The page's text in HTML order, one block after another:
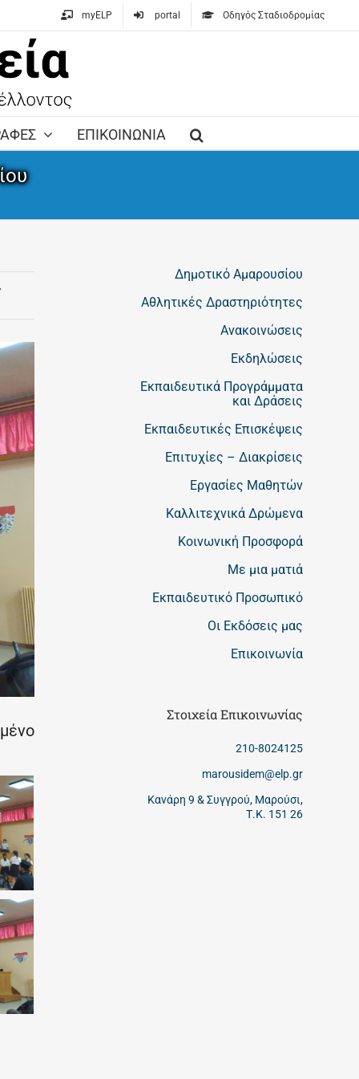
myELP portal Οδηγός Σταδιοδρομίας
ΕΠΙΚΟΙΝΩΝΙΑ
,
Δημοτικό Αμαρουσίου
Αθλητικές Δραστηριότητες
Ανακοινώσεις
Εκδηλώσεις
Εκπαιδευτικά Προγράμματα
και Δράσεις
Εκπαιδευτικές Επισκέψεις
Επιτυχίες – Διακρίσεις
Εργασίες Μαθητών
Καλλιτεχνικά Δρώμενα
Κοινωνική Προσφορά
Με μια ματιά
Εκπαιδευτικό Προσωπικό
Οι Εκδόσεις μας
Επικοινωνία
Στοιχεία Επικοινωνίας
210-8024125
marousidem@elp.gr
Κανάρη 9 & Συγγρού, Μαρούσι,
Τ.Κ. 151 26